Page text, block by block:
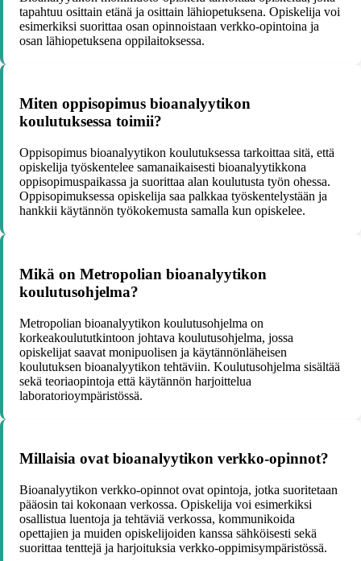
tapahtuu osittain etänä ja osittain lähiopetuksena. Opiskelija voi
esimerkiksi suorittaa osan opinnoistaan verkko-opintoina ja
osan lähiopetuksena oppilaitoksessa.
Miten oppisopimus bioanalyytikon
koulutuksessa toimii?
Oppisopimus bioanalyytikon koulutuksessa tarkoittaa sitä, että
opiskelija työskentelee samanaikaisesti bioanalyytikkona
oppisopimuspaikassa ja suorittaa alan koulutusta työn ohessa.
Oppisopimuksessa opiskelija saa palkkaa työskentelystään ja
hankkii käytännön työkokemusta samalla kun opiskelee.
Mikä on Metropolian bioanalyytikon
koulutusohjelma?
Metropolian bioanalyytikon koulutusohjelma on
korkeakoulututkintoon johtava koulutusohjelma, jossa
opiskelijat saavat monipuolisen ja käytännönläheisen
koulutuksen bioanalyytikon tehtäviin. Koulutusohjelma sisältää
sekä teoriaopintoja että käytännön harjoittelua
laboratorioympäristössä.
Millaisia ovat bioanalyytikon verkko-opinnot?
Bioanalyytikon verkko-opinnot ovat opintoja, jotka suoritetaan
pääosin tai kokonaan verkossa. Opiskelija voi esimerkiksi
osallistua luentoja ja tehtäviä verkossa, kommunikoida
opettajien ja muiden opiskelijoiden kanssa sähköisesti sekä
suorittaa tenttejä ja harjoituksia verkko-oppimisympäristössä.